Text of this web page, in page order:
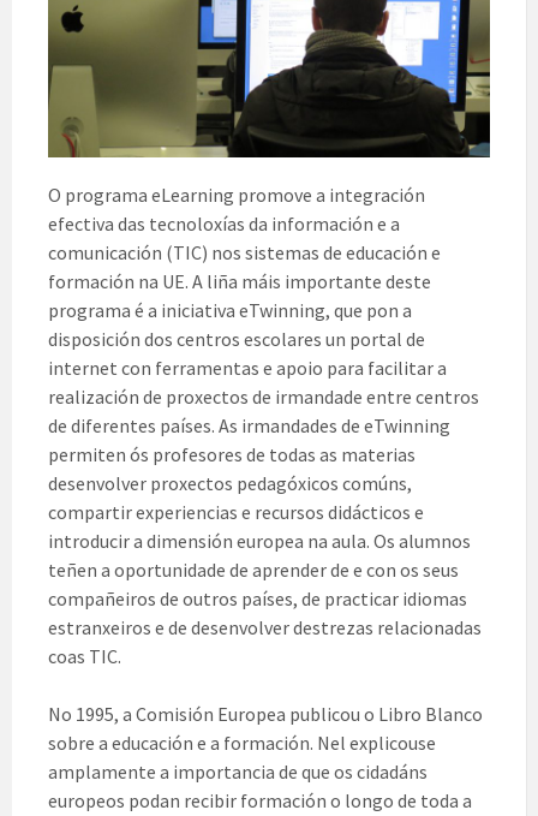
O programa eLearning promove a integración
efectiva das tecnoloxías da información e a
comunicación (TIC) nos sistemas de educación e
formación na UE. A liña máis importante deste
programa é a iniciativa eTwinning, que pon a
disposición dos centros escolares un portal de
internet con ferramentas e apoio para facilitar a
realización de proxectos de irmandade entre centros
de diferentes países. As irmandades de eTwinning
permiten ós profesores de todas as materias
desenvolver proxectos pedagóxicos comúns,
compartir experiencias e recursos didácticos e
introducir a dimensión europea na aula. Os alumnos
teñen a oportunidade de aprender de e con os seus
compañeiros de outros países, de practicar idiomas
estranxeiros e de desenvolver destrezas relacionadas
coas TIC.
No 1995, a Comisión Europea publicou o Libro Blanco
sobre a educación e a formación. Nel explicouse
amplamente a importancia de que os cidadáns
europeos podan recibir formación o longo de toda a